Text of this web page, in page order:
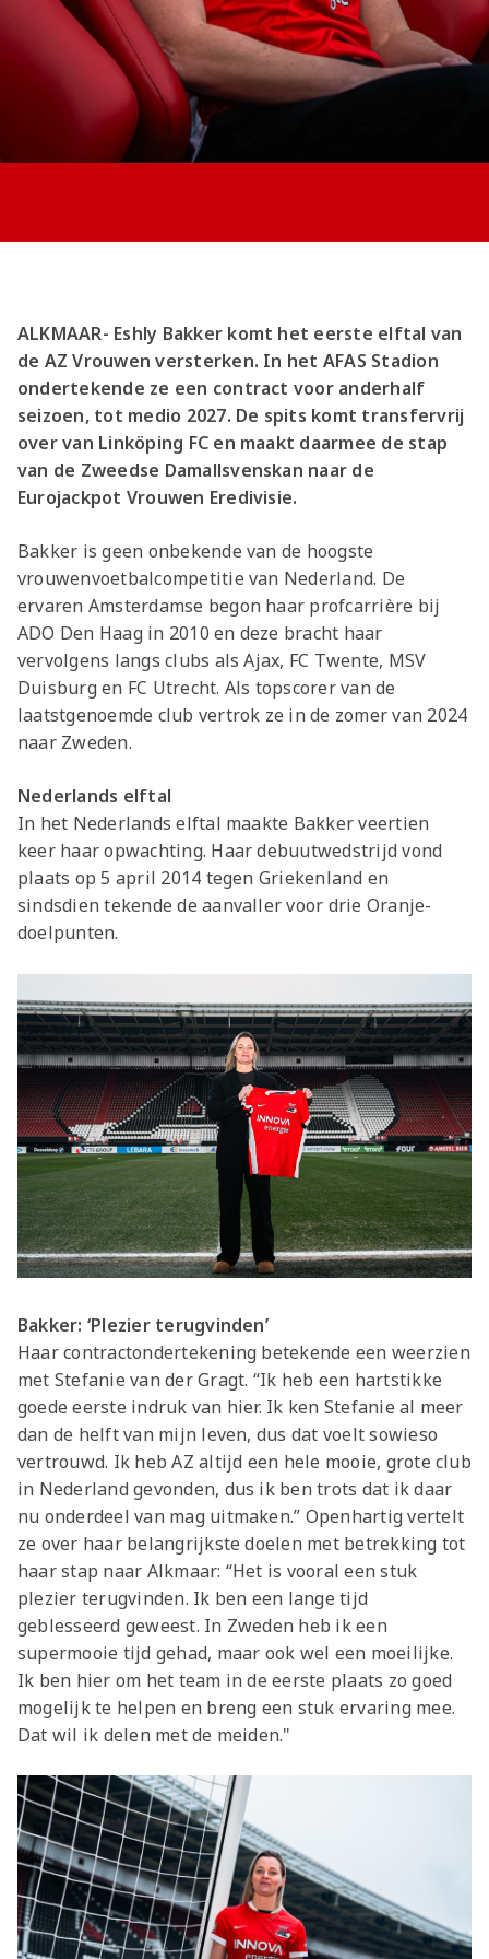
Jong AZ
Seizoenkaart
ALKMAAR- Eshly Bakker komt het eerste elftal van
de AZ Vrouwen versterken. In het AFAS Stadion
ondertekende ze een contract voor anderhalf
seizoen, tot medio 2027. De spits komt transfervrij
over van Linköping FC en maakt daarmee de stap
van de Zweedse Damallsvenskan naar de
Eurojackpot Vrouwen Eredivisie.
Bakker is geen onbekende van de hoogste
vrouwenvoetbalcompetitie van Nederland. De
ervaren Amsterdamse begon haar profcarrière bij
ADO Den Haag in 2010 en deze bracht haar
vervolgens langs clubs als Ajax, FC Twente, MSV
Duisburg en FC Utrecht. Als topscorer van de
laatstgenoemde club vertrok ze in de zomer van 2024
naar Zweden.
Nederlands elftal
In het Nederlands elftal maakte Bakker veertien
keer haar opwachting. Haar debuutwedstrijd vond
plaats op 5 april 2014 tegen Griekenland en
sindsdien tekende de aanvaller voor drie Oranje-
doelpunten.
Bakker: ‘Plezier terugvinden’
Haar contractondertekening betekende een weerzien
met Stefanie van der Gragt. “Ik heb een hartstikke
goede eerste indruk van hier. Ik ken Stefanie al meer
dan de helft van mijn leven, dus dat voelt sowieso
vertrouwd. Ik heb AZ altijd een hele mooie, grote club
in Nederland gevonden, dus ik ben trots dat ik daar
nu onderdeel van mag uitmaken.” Openhartig vertelt
ze over haar belangrijkste doelen met betrekking tot
haar stap naar Alkmaar: “Het is vooral een stuk
plezier terugvinden. Ik ben een lange tijd
geblesseerd geweest. In Zweden heb ik een
supermooie tijd gehad, maar ook wel een moeilijke.
Ik ben hier om het team in de eerste plaats zo goed
mogelijk te helpen en breng een stuk ervaring mee.
Dat wil ik delen met de meiden."